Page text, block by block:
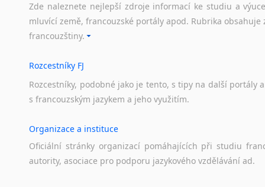
Zde naleznete nejlepší zdroje informací ke studiu a
mluvící země, francouzské portály apod. Rubrika
francouzštiny.
Rozcestníky FJ
Rozcestníky, podobné jako je tento, s tipy na další portály a
s francouzským jazykem a jeho využitím.
Organizace a instituce
Oficiální stránky organizací pomáhajících při studiu
autority, asociace pro podporu jazykového vzdělávání ad.